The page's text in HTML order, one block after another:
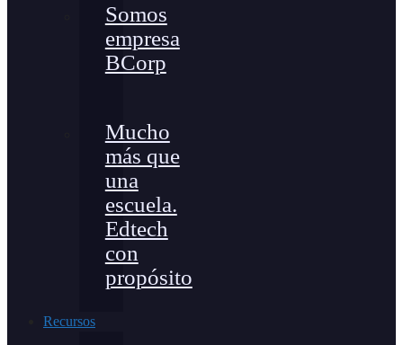
Somos
empresa
BCorp
Mucho
más que
una
escuela.
Edtech
con
propósito
Recursos